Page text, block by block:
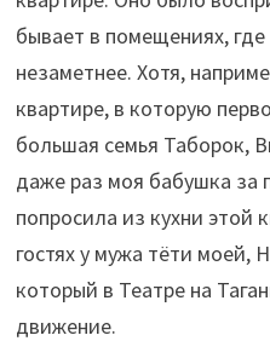
бывает в помещениях,
незаметнее. Хотя,
квартире, в которую
большая семья Таборок,
даже раз моя бабушка за
попросила из кухни этой
гостях у мужа тёти моей,
который в Театре на
движение.